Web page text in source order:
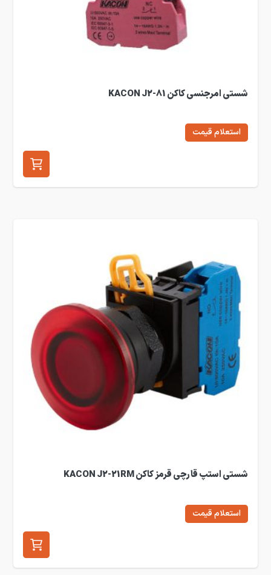
شستی امرجنسی کاکن KACON J2-81
استعلام قیمت
شستی استپ قارچی قرمز کاکن KACON J2-21RM
استعلام قیمت